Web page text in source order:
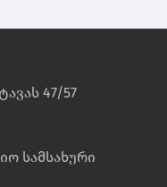
47/57
სამსახური